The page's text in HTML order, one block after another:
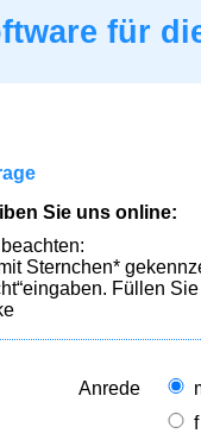
für
Sie uns online:
Sternchen*
Füllen
Anrede